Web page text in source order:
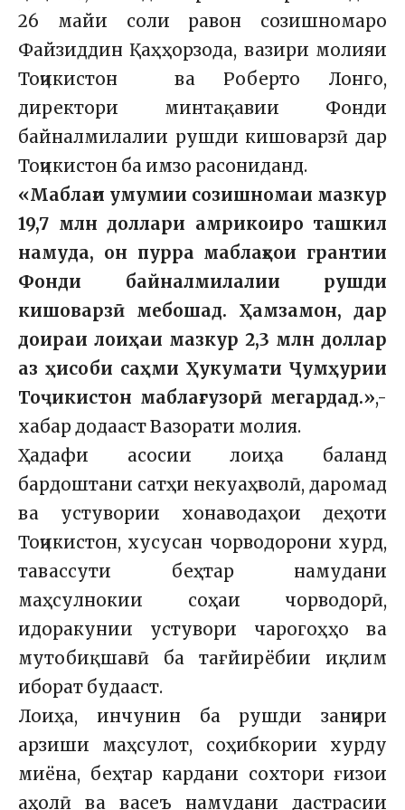
26 майи соли равон созишномаро
Файзиддин Қаҳҳорзода, вазири молияи
Тоҷикистон ва Роберто Лонго,
директори минтақавии Фонди
байналмилалии рушди кишоварзӣ дар
Тоҷикистон ба имзо расониданд.
«Маблағи умумии созишномаи мазкур
19,7 млн доллари амрикоиро ташкил
намуда, он пурра маблағҳои грантии
Фонди байналмилалии рушди
кишоварзӣ мебошад. Ҳамзамон, дар
доираи лоиҳаи мазкур 2,3 млн доллар
аз ҳисоби саҳми Ҳукумати Ҷумҳурии
Тоҷикистон маблағгузорӣ мегардад.»,-
хабар додааст Вазорати молия.
Ҳадафи асосии лоиҳа баланд
бардоштани сатҳи некуаҳволӣ, даромад
ва устувории хонаводаҳои деҳоти
Тоҷикистон, хусусан чорводорони хурд,
тавассути беҳтар намудани
маҳсулнокии соҳаи чорводорӣ,
идоракунии устувори чарогоҳҳо ва
мутобиқшавӣ ба тағйирёбии иқлим
иборат будааст.
Лоиҳа, инчунин ба рушди занҷири
арзиши маҳсулот, соҳибкории хурду
миёна, беҳтар кардани сохтори ғизои
аҳолӣ ва васеъ намудани дастрасии